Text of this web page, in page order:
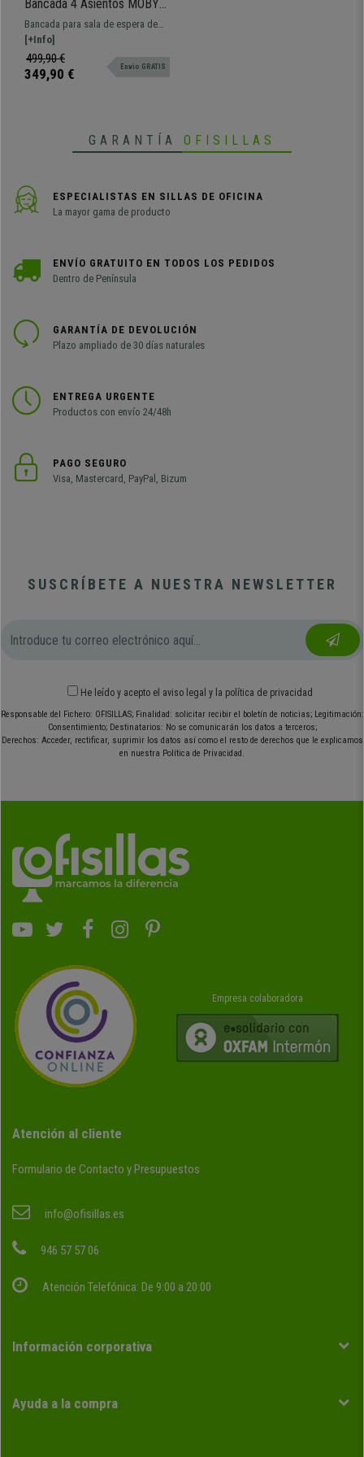
Bancada 4 Asientos MOBY
PIEL, Estructura Metal, Gran
Acolchado, Blanco
Bancada para sala de espera de
208x50 cm con estructura
metálica. Muy resistente, gran
comodidad y grueso acolchado
[+Info]
499,90 €
349,90 € Envio GRATIS
GARANTÍA OFISILLAS
ESPECIALISTAS EN SILLAS DE OFICINA
La mayor gama de producto
ENVÍO GRATUITO EN TODOS LOS PEDIDOS
Dentro de Península
GARANTÍA DE DEVOLUCIÓN
Plazo ampliado de 30 días naturales
ENTREGA URGENTE
Productos con envío 24/48h
PAGO SEGURO
Visa, Mastercard, PayPal, Bizum
SUSCRÍBETE A NUESTRA NEWSLETTER
He leído y acepto el aviso legal y la política de privacidad
Responsable del Fichero: OFISILLAS; Finalidad: solicitar recibir el boletín de noticias; Legitimación:
Consentimiento; Destinatarios: No se comunicarán los datos a terceros;
Derechos: Acceder, rectificar, suprimir los datos así como el resto de derechos que le explicamos
en nuestra Política de Privacidad.
Empresa colaboradora
Atención al cliente
Formulario de Contacto y Presupuestos
info@ofisillas.es
946 57 57 06
Atención Telefónica: De 9:00 a 20:00
Información corporativa
Ayuda a la compra